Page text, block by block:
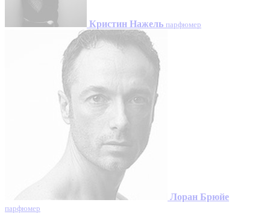
Кристин Нажель парфюмер
Лоран Брюйе
парфюмер